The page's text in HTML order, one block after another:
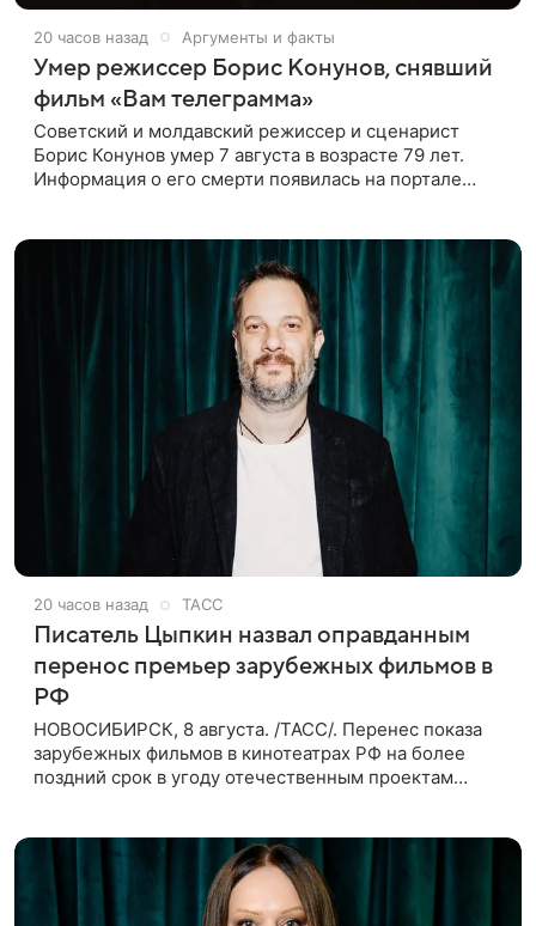
20 часов назад Аргументы и факты
Умер режиссер Борис Конунов, снявший
фильм «Вам телеграмма»
Советский и молдавский режиссер и сценарист
Борис Конунов умер 7 августа в возрасте 79 лет.
Информация о его смерти появилась на портале
20 часов назад ТАСС
Писатель Цыпкин назвал оправданным
перенос премьер зарубежных фильмов в
РФ
НОВОСИБИРСК, 8 августа. /ТАСС/. Перенес показа
зарубежных фильмов в кинотеатрах РФ на более
поздний срок в угоду отечественным проектам